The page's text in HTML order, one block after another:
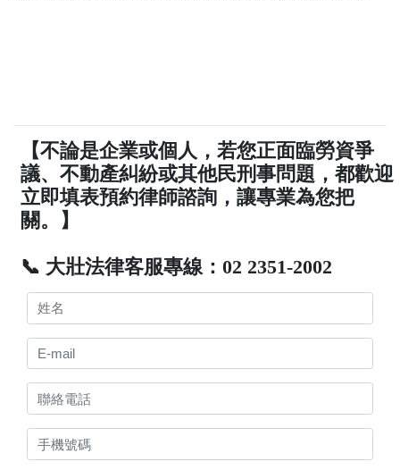
【不論是企業或個人，若您正面臨勞資爭
議、不動產糾紛或其他民刑事問題，都歡迎
立即填表預約律師諮詢，讓專業為您把
關。】
📞 大壯法律客服專線：02 2351-2002